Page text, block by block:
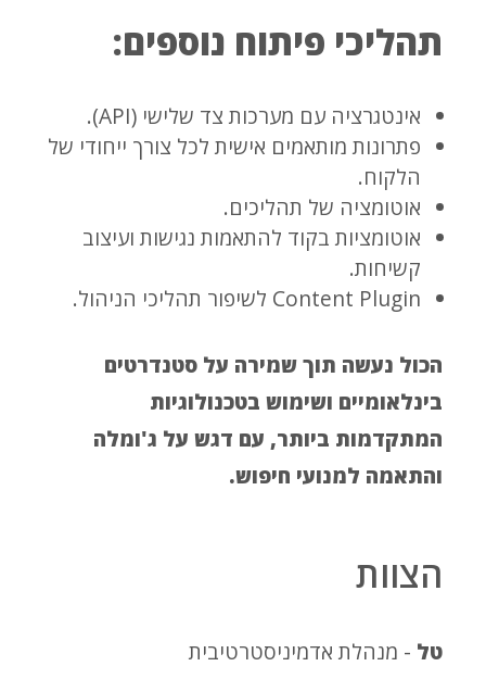
תהליכי פיתוח נוספים:
אינטגרציה עם מערכות צד שלישי (API).
פתרונות מותאמים אישית לכל צורך ייחודי של
הלקוח.
אוטומציה של תהליכים.
אוטומציות בקוד להתאמות נגישות ועיצוב
קשיחות.
Content Plugin לשיפור תהליכי הניהול.
הכול נעשה תוך שמירה על סטנדרטים
בינלאומיים ושימוש בטכנולוגיות
המתקדמות ביותר, עם דגש על ג'ומלה
והתאמה למנועי חיפוש.
הצוות
טל - מנהלת אדמיניסטרטיבית